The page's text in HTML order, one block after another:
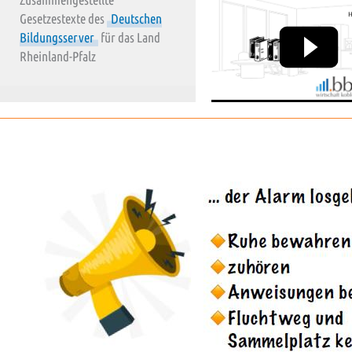
Gesetzestexte des Deutschen
Bildungsserver für das Land
Rheinland-Pfalz